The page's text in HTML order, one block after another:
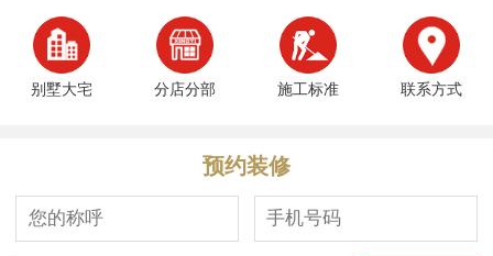
别墅大宅 分店分部 施工标准 联系方式
预约装修